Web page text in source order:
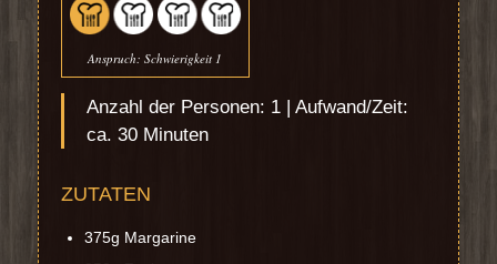
Anspruch: Schwierigkeit 1
Anzahl der Personen: 1 | Aufwand/Zeit:
ca. 30 Minuten
ZUTATEN
375g Margarine